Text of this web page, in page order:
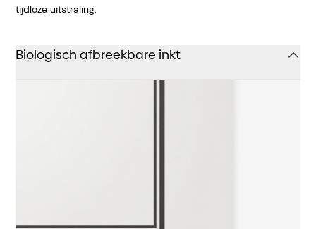
tijdloze uitstraling.
Biologisch afbreekbare inkt